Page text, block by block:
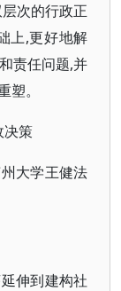
次的行政正
上,更好地解
责任问题,并
。
决策
大学王健法
伸到建构社